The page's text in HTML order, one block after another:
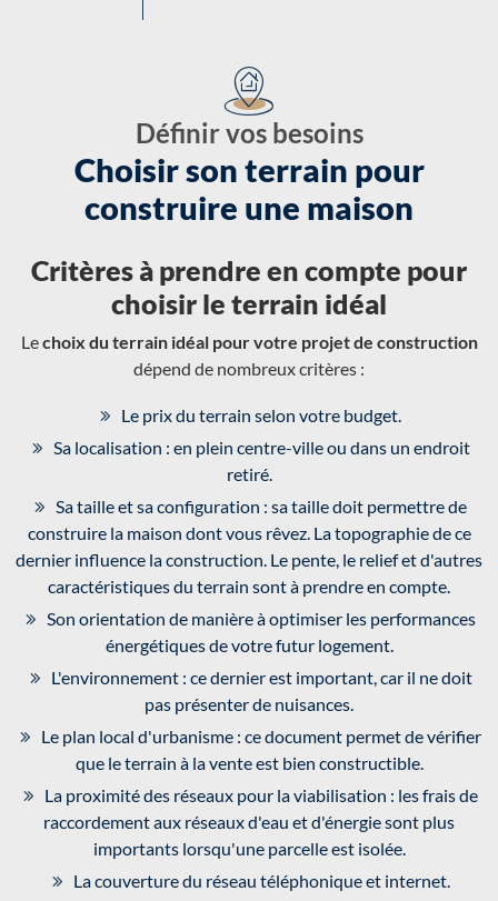
Définir vos besoins
Choisir son terrain pour
construire une maison
Critères à prendre en compte pour
choisir le terrain idéal
Lechoix du terrain idéal pour votre projet de construction
dépend de nombreux critères :
Le prix du terrain selon votre budget.
Sa localisation : en plein centre-ville ou dans un endroit
retiré.
Sa taille et sa configuration : sa taille doit permettre de
construire la maison dont vous rêvez. La topographie de ce
dernier influence la construction. Le pente, le relief et d'autres
caractéristiques du terrain sont à prendre en compte.
Son orientation de manière à optimiser les performances
énergétiques de votre futur logement.
L'environnement : ce dernier est important, car il ne doit
pas présenter de nuisances.
Le plan local d'urbanisme : ce document permet de vérifier
que le terrain à la vente est bien constructible.
La proximité des réseaux pour la viabilisation : les frais de
raccordement aux réseaux d'eau et d'énergie sont plus
importants lorsqu'une parcelle est isolée.
La couverture du réseau téléphonique et internet.